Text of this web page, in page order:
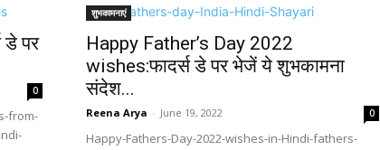
डे पर
0
from-
शुभकामनाएं
Happy Father’s Day 2022
wishes:फादर्स डे पर भेजें ये शुभकामना
संदेश...
Reena Arya - June 19, 2022 0
Happy-Fathers-Day-2022-wishes-in-Hindi-fathers-